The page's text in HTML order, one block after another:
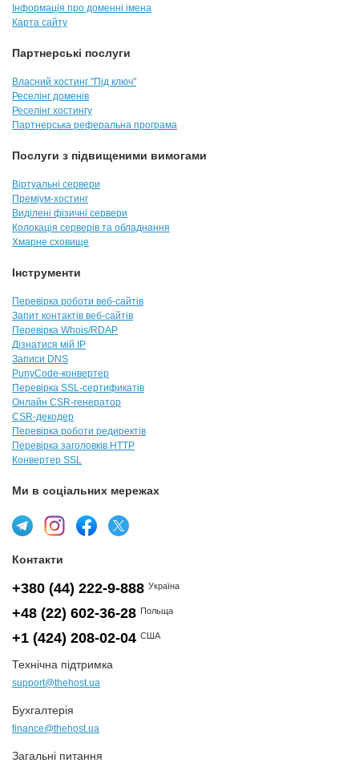
Інформація про доменні імена
Карта сайту
Партнерські послуги
Власний хостинг "Під ключ"
Реселінг доменів
Реселінг хостингу
Партнерська реферальна програма
Послуги з підвищеними вимогами
Віртуальні сервери
Преміум-хостинг
Виділені фізичні сервери
Колокація серверів та обладнання
Хмарне сховище
Інструменти
Перевірка роботи веб-сайтів
Запит контактів веб-сайтів
Перевірка Whois/RDAP
Дізнатися мій IP
Записи DNS
PunyCode-конвертер
Перевірка SSL-сертификатів
Онлайн CSR-генератор
CSR-декодер
Перевірка роботи редиректів
Перевірка заголовків HTTP
Конвертер SSL
Ми в соціальних мережах
Контакти
+380 (44) 222-9-888 Україна
+48 (22) 602-36-28 Польща
+1 (424) 208-02-04 США
Технічна підтримка
support@thehost.ua
Бухгалтерія
finance@thehost.ua
Загальні питання